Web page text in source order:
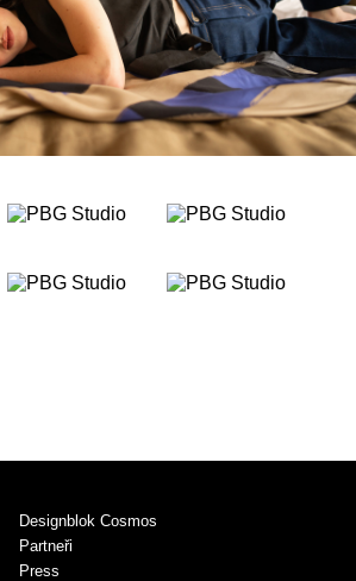
Designblok Cosmos
Partneři
Press